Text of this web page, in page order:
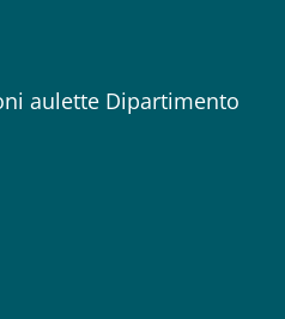
aulette Dipartimento